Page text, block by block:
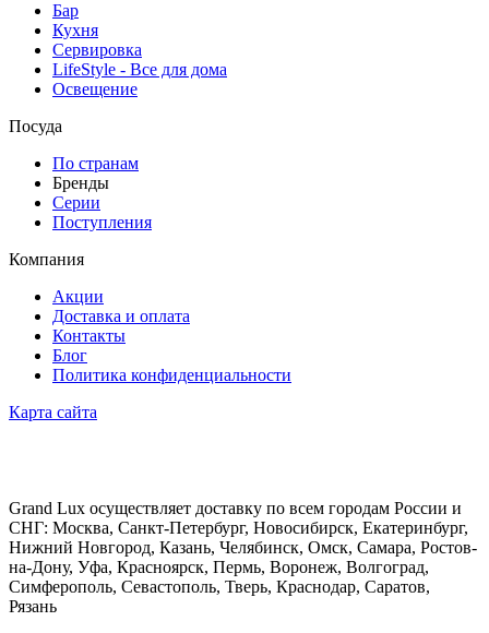
Бар
Кухня
Сервировка
LifeStyle - Все для дома
Освещение
Посуда
По странам
Бренды
Серии
Поступления
Компания
Акции
Доставка и оплата
Контакты
Блог
Политика конфиденциальности
Карта сайта
Grand Lux осуществляет доставку по всем городам России и
СНГ: Москва, Санкт-Петербург, Новосибирск, Екатеринбург,
Нижний Новгород, Казань, Челябинск, Омск, Самара, Ростов-
на-Дону, Уфа, Красноярск, Пермь, Воронеж, Волгоград,
Симферополь, Севастополь, Тверь, Краснодар, Саратов,
Рязань